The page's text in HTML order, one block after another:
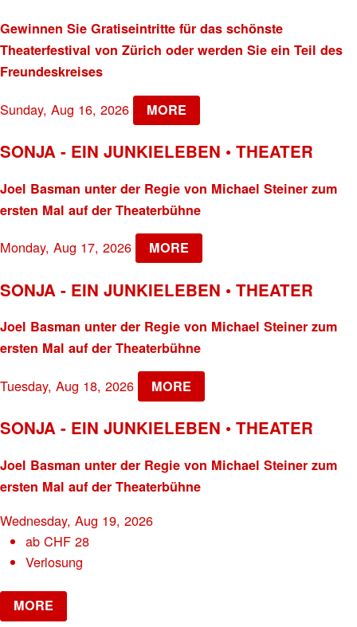
Gewinnen Sie Gratiseintritte für das schönste
Theaterfestival von Zürich oder werden Sie ein Teil des
Freundeskreises
Sunday, Aug 16, 2026 MORE
SONJA - EIN JUNKIELEBEN • THEATER
Joel Basman unter der Regie von Michael Steiner zum
ersten Mal auf der Theaterbühne
Monday, Aug 17, 2026 MORE
SONJA - EIN JUNKIELEBEN • THEATER
Joel Basman unter der Regie von Michael Steiner zum
ersten Mal auf der Theaterbühne
Tuesday, Aug 18, 2026 MORE
SONJA - EIN JUNKIELEBEN • THEATER
Joel Basman unter der Regie von Michael Steiner zum
ersten Mal auf der Theaterbühne
Wednesday, Aug 19, 2026
abCHF 28
Verlosung
MORE